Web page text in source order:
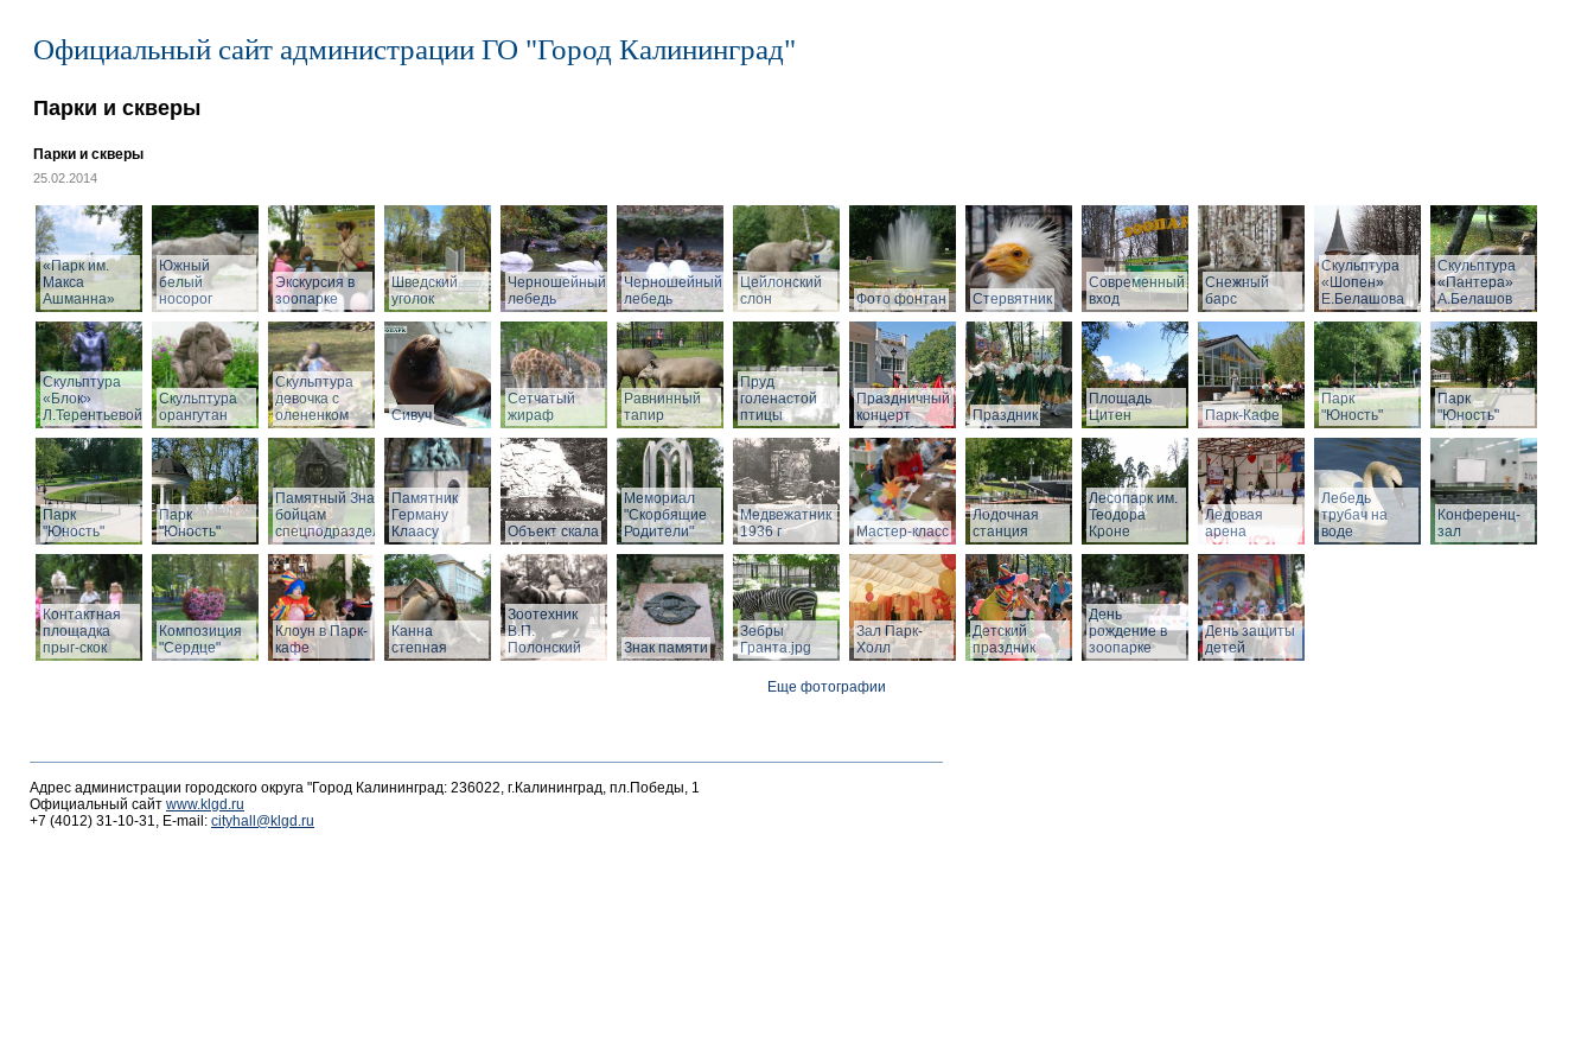
Официальный сайт администрации ГО "Город Калининград"
Парки и скверы
Парки и скверы
25.02.2014
«Парк им.
Макса
Ашманна»
Южный
белый
носорог
Экскурсия в
зоопарке
Шведский
уголок
Черношейный
лебедь
Черношейный
лебедь
Цейлонский
слон
Фото фонтан Стервятник
Современный
вход
Снежный
барс
Скульптура
«Шопен»
Е.Белашова
Скульптура
«Пантера»
А.Белашов
Скульптура
«Блок»
Л.Терентьевой
Скульптура
орангутан
Скульптура
девочка с
олененком
Сивуч
Сетчатый
жираф
Равнинный
тапир
Пруд
голенастой
птицы
Праздничный
концерт
Праздник
Площадь
Цитен
Парк-Кафе
Парк
"Юность"
Парк
"Юность"
Парк
"Юность"
Парк
"Юность"
Памятный Знак
бойцам
спецподразделений
Памятник
Герману
Клаасу
Объект скала
Мемориал
"Скорбящие
Родители"
Медвежатник
1936 г
Мастер-класс
Лодочная
станция
Лесопарк им.
Теодора
Кроне
Ледовая
арена
Лебедь
трубач на
воде
Конференц-
зал
Контактная
площадка
прыг-скок
Композиция
"Сердце"
Клоун в Парк-
кафе
Канна
степная
Зоотехник
В.П.
Полонский
Знак памяти
Зебры
Гранта.jpg
Зал Парк-
Холл
Детский
праздник
День
рождение в
зоопарке
День защиты
детей
Еще фотографии
Адрес администрации городского округа "Город Калининград: 236022, г.Калининград, пл.Победы, 1
Официальный сайт www.klgd.ru
+7 (4012) 31-10-31, E-mail: cityhall@klgd.ru